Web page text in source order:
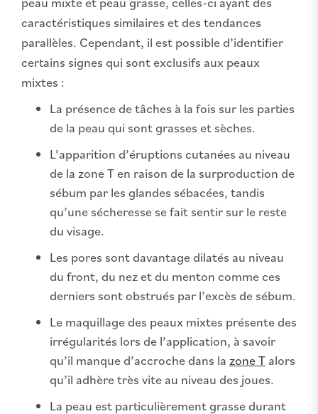
caractéristiques similaires et des tendances
parallèles. Cependant, il est possible d’identifier
certains signes qui sont exclusifs aux peaux
mixtes :
La présence de tâches à la fois sur les parties
de la peau qui sont grasses et sèches.
L’apparition d’éruptions cutanées au niveau
de la zone T en raison de la surproduction de
sébum par les glandes sébacées, tandis
qu’une sécheresse se fait sentir sur le reste
du visage.
Les pores sont davantage dilatés au niveau
du front, du nez et du menton comme ces
derniers sont obstrués par l’excès de sébum.
Le maquillage des peaux mixtes présente des
irrégularités lors de l’application, à savoir
qu’il manque d’accroche dans la zone T alors
qu’il adhère très vite au niveau des joues.
La peau est particulièrement grasse durant